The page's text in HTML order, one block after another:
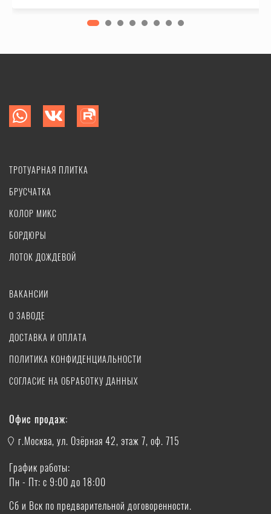
ТРОТУАРНАЯ ПЛИТКА
БРУСЧАТКА
КОЛОР МИКС
БОРДЮРЫ
ЛОТОК ДОЖДЕВОЙ
ВАКАНСИИ
О ЗАВОДЕ
ДОСТАВКА И ОПЛАТА
ПОЛИТИКА КОНФИДЕНЦИАЛЬНОСТИ
СОГЛАСИЕ НА ОБРАБОТКУ ДАННЫХ
Офис продаж:
г.Москва, ул. Озёрная 42, этаж 7, оф. 715
График работы:
Пн - Пт: с 9:00 до 18:00
Сб и Вск по предварительной договоренности.